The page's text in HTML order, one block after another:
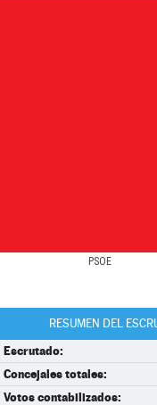
PSOE
RESUMEN DEL
Escrutado:
Concejales totales:
Votos contabilizados: